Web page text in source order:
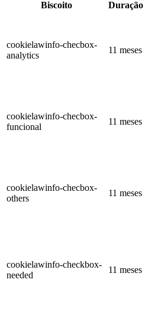
Biscoito
Duração
cookielawinfo-checbox-
analytics
11 meses
cookielawinfo-checbox-
funcional
11 meses
cookielawinfo-checbox-
others
11 meses
cookielawinfo-checkbox-
needed
11 meses